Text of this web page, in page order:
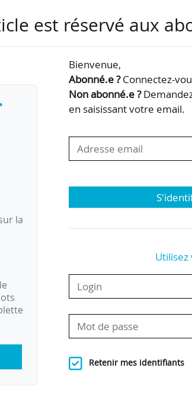
étude de la Cdefi s’intéressant
est réservé aux
la
Bienvenue,
Abonné.e ?Connectez-
Non abonné.e ?
en saisissant votre email.
Retenir mes identifiants